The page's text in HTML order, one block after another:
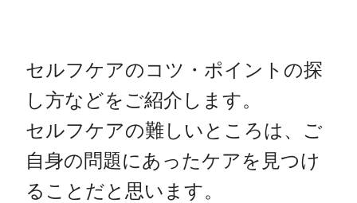
セルフケアのコツ・ポイントの探
し方などをご紹介します。
セルフケアの難しいところは、ご
自身の問題にあったケアを見つけ
ることだと思います。